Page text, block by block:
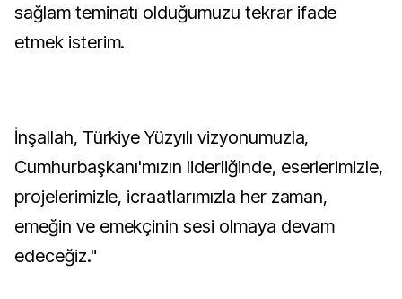
sağlam teminatı olduğumuzu tekrar ifade
etmek isterim.
İnşallah, Türkiye Yüzyılı vizyonumuzla,
Cumhurbaşkanı'mızın liderliğinde, eserlerimizle,
projelerimizle, icraatlarımızla her zaman,
emeğin ve emekçinin sesi olmaya devam
edeceğiz."